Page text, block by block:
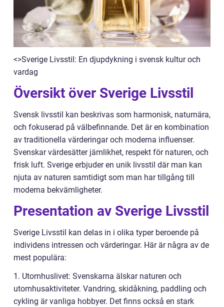
<>Sverige Livsstil: En djupdykning i svensk kultur och
vardag
Översikt över Sverige Livsstil
Svensk livsstil kan beskrivas som harmonisk, naturnära,
och fokuserad på välbefinnande. Det är en kombination
av traditionella värderingar och moderna influenser.
Svenskar värdesätter jämlikhet, respekt för naturen, och
frisk luft. Sverige erbjuder en unik livsstil där man kan
njuta av naturen samtidigt som man har tillgång till
moderna bekvämligheter.
Presentation av Sverige Livsstil
Sverige Livsstil kan delas in i olika typer beroende på
individens intressen och värderingar. Här är några av de
mest populära:
1. Utomhuslivet: Svenskarna älskar naturen och
utomhusaktiviteter. Vandring, skidåkning, paddling och
cykling är vanliga hobbyer. Det finns också en stark